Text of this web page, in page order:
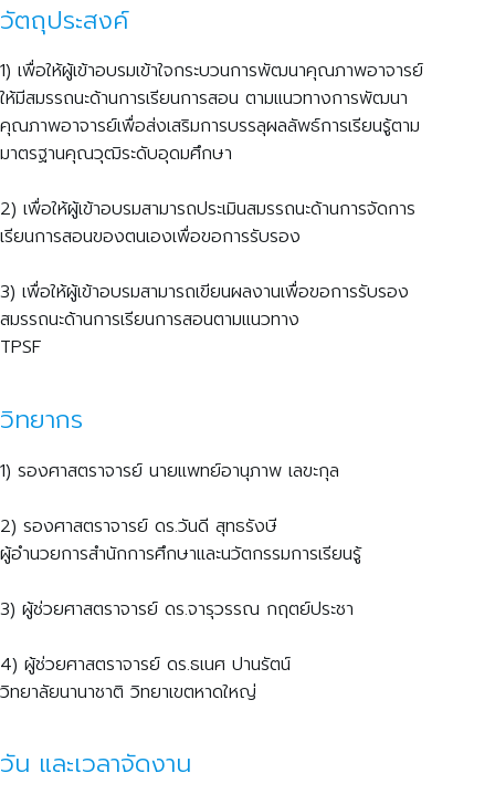
วัตถุประสงค์
1) เพื่อให้ผู้เข้าอบรมเข้าใจกระบวนการพัฒนาคุณภาพอาจารย์
ให้มีสมรรถนะด้านการเรียนการสอน ตามแนวทางการพัฒนา
คุณภาพอาจารย์เพื่อส่งเสริมการบรรลุผลลัพธ์การเรียนรู้ตาม
มาตรฐานคุณวุฒิระดับอุดมศึกษา
2) เพื่อให้ผู้เข้าอบรมสามารถประเมินสมรรถนะด้านการจัดการ
เรียนการสอนของตนเองเพื่อขอการรับรอง
3) เพื่อให้ผู้เข้าอบรมสามารถเขียนผลงานเพื่อขอการรับรอง
สมรรถนะด้านการเรียนการสอนตามแนวทาง
TPSF
วิทยากร
1) รองศาสตราจารย์ นายแพทย์อานุภาพ เลขะกุล
2) รองศาสตราจารย์ ดร.วันดี สุทธรังษี
ผู้อำนวยการสำนักการศึกษาและนวัตกรรมการเรียนรู้
3) ผู้ช่วยศาสตราจารย์ ดร.จารุวรรณ กฤตย์ประชา
4) ผู้ช่วยศาสตราจารย์ ดร.ธเนศ ปานรัตน์
วิทยาลัยนานาชาติ วิทยาเขตหาดใหญ่
วัน และเวลาจัดงาน